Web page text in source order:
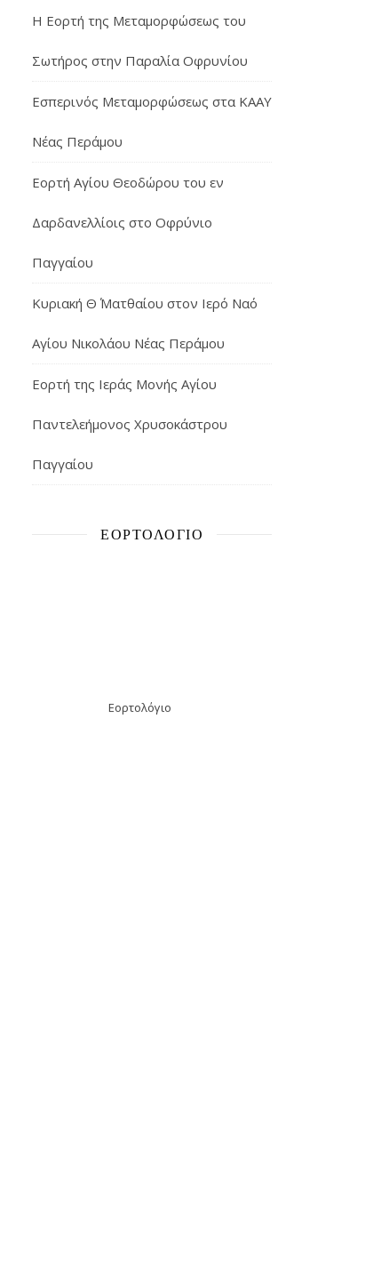
Η Εορτή της Μεταμορφώσεως του
Σωτήρος στην Παραλία Οφρυνίου
Εσπερινός Μεταμορφώσεως στα ΚΑΑΥ
Νέας Περάμου
Εορτή Αγίου Θεοδώρου του εν
Δαρδανελλίοις στο Οφρύνιο
Παγγαίου
Κυριακή Θ΄ Ματθαίου στον Ιερό Ναό
Αγίου Νικολάου Νέας Περάμου
Εορτή της Ιεράς Μονής Αγίου
Παντελεήμονος Χρυσοκάστρου
Παγγαίου
ΕΟΡΤΟΛΌΓΙΟ
Εορτολόγιο